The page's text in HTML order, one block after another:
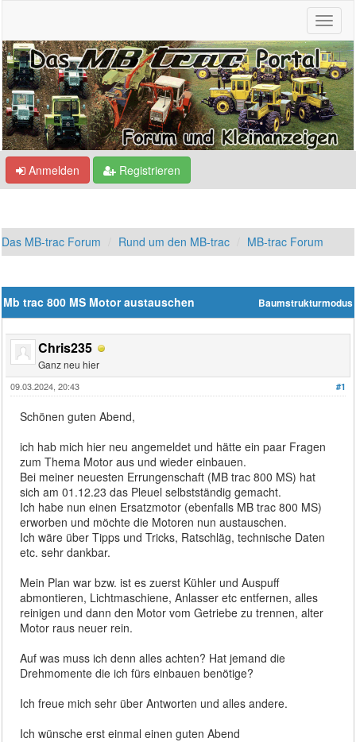
Anmelden Registrieren
Das MB-trac Forum Rund um den MB-trac MB-trac Forum
Baumstrukturmodus
Mb trac 800 MS Motor austauschen
Chris235
Ganz neu hier
#1
09.03.2024, 20:43
Schönen guten Abend,
ich hab mich hier neu angemeldet und hätte ein paar Fragen
zum Thema Motor aus und wieder einbauen.
Bei meiner neuesten Errungenschaft (MB trac 800 MS) hat
sich am 01.12.23 das Pleuel selbstständig gemacht.
Ich habe nun einen Ersatzmotor (ebenfalls MB trac 800 MS)
erworben und möchte die Motoren nun austauschen.
Ich wäre über Tipps und Tricks, Ratschläg, technische Daten
etc. sehr dankbar.
Mein Plan war bzw. ist es zuerst Kühler und Auspuff
abmontieren, Lichtmaschiene, Anlasser etc entfernen, alles
reinigen und dann den Motor vom Getriebe zu trennen, alter
Motor raus neuer rein.
Auf was muss ich denn alles achten? Hat jemand die
Drehmomente die ich fürs einbauen benötige?
Ich freue mich sehr über Antworten und alles andere.
Ich wünsche erst einmal einen guten Abend